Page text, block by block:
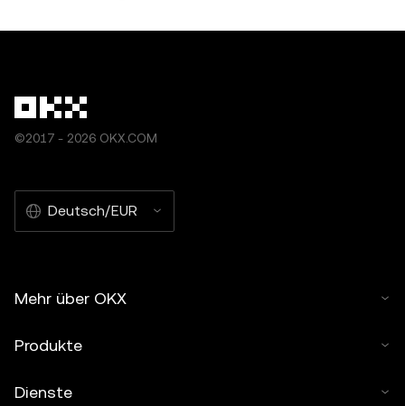
©2017 - 2026 OKX.COM
Deutsch/EUR
Mehr über OKX
Produkte
Dienste